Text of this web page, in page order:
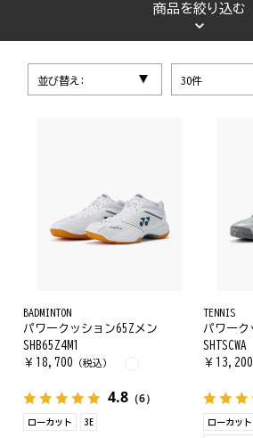
商品を絞り込む
並び替え: 30件
BADMINTON
パワークッション65Zメン
SHB65Z4M1
￥ 18,700 （税込）
4.8 （6）
ローカット 3E
TENNIS
SHTSCWA
￥ 13,200
ローカット